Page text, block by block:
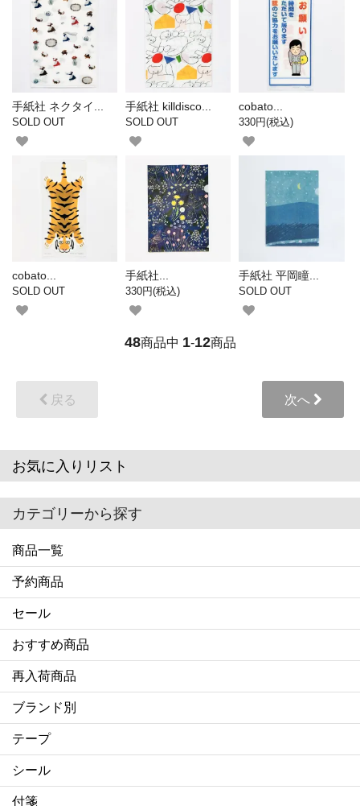
手紙社 ネクタイ...
SOLD OUT
手紙社 killdisco...
SOLD OUT
cobato...
330円(税込)
cobato...
SOLD OUT
手紙社...
330円(税込)
手紙社 平岡瞳...
SOLD OUT
48商品中 1-12商品
戻る 次へ
お気に入りリスト
カテゴリーから探す
商品一覧
予約商品
セール
おすすめ商品
再入荷商品
ブランド別
テープ
シール
付箋